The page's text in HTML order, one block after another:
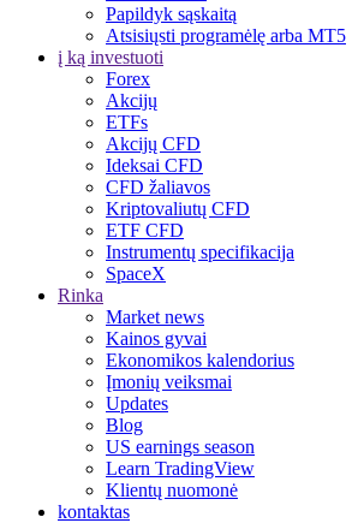
Papildyk sąskaitą
Atsisiųsti programėlę arba MT5
į ką investuoti
Forex
Akcijų
ETFs
Akcijų CFD
Ideksai CFD
CFD žaliavos
Kriptovaliutų CFD
ETF CFD
Instrumentų specifikacija
SpaceX
Rinka
Market news
Kainos gyvai
Ekonomikos kalendorius
Įmonių veiksmai
Updates
Blog
US earnings season
Learn TradingView
Klientų nuomonė
kontaktas